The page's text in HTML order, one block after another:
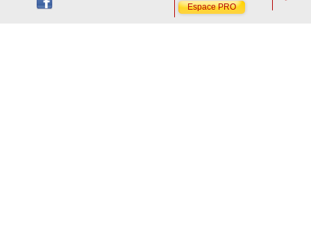
Espace PRO